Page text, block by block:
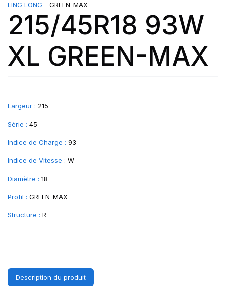
LING LONG - GREEN-MAX
215/45R18 93W
XL GREEN-MAX
Largeur : 215
Série : 45
Indice de Charge : 93
Indice de Vitesse : W
Diamètre : 18
Profil : GREEN-MAX
Structure : R
Description du produit